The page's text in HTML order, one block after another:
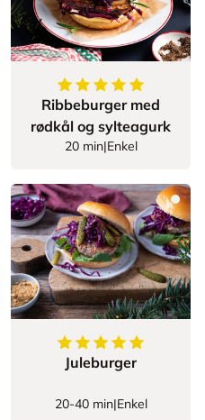
stjerner
5av5stjerner
Ribbeburger med
rødkål og sylteagurk
20 min|Enkel
5av5stjerner
Juleburger
20-40 min|Enkel